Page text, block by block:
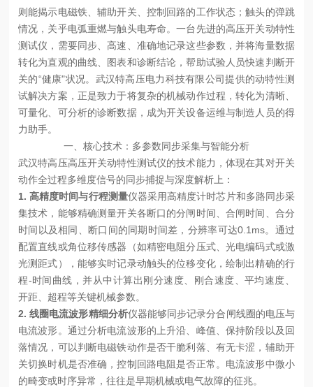
则能揭示电磁铁、辅助开关、控制回路的工作状态；触头的弹跳
情况，关乎电弧重燃与触头电寿命。一台先进的高压开关动特性
测试仪，需要同步、高速、准确地记录这些参数，并将海量数据
转化为直观的曲线、图表和诊断结论，帮助试验人员快速判断开
关的“健康"状况。武汉特高压电力科技有限公司提供的动特性测
试解决方案，正是致力于将复杂的机械动作过程，转化为清晰、
可量化、可分析的诊断数据，成为开关设备运维与制造人员的得
力助手。
一、核心技术：多参数同步采集与智能分析
武汉特高压高压开关动特性测试仪的技术能力，体现在其对开关
动作全过程多维度信号的同步捕捉与深度解析上：
1. 高精度时间与行程测量仪器采用高精度计时芯片和多路同步采
集技术，能够精确测量开关各断口的分闸时间、合闸时间、合分
时间以及相同、断口间的同期时间差，分辨率可达0.1ms。通过
配置直线或角位移传感器（如精密电阻分压式、光电编码式或激
光测距式），能够实时记录动触头的位移变化，绘制出精确的行
程-时间曲线，并从中计算出刚分速度、刚合速度、平均速度、
开距、超程等关键机械参数。
2. 线圈电流波形精细分析仪器能够同步记录分合闸线圈的电压与
电流波形。通过分析电流波形的上升沿、峰值、保持阶段以及回
落情况，可以判断电磁铁动作是否干脆利落、有无卡涩，辅助开
关切换时机是否准确，控制回路电阻是否正常。电流波形中微小
的畸变或时序异常，往往是早期机械或电气故障的征兆。